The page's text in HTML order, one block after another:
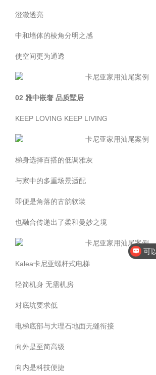
澄澈透亮
中和墙体的棱角分明之感
使空间更为通透
02 雅中嵌奢 品质墅居
KEEP LOVING KEEP LIVING
梯身选择百搭的低调雅灰
与家中的多重场景适配
即便是角落的古韵软装
也融合传递出了柔和曼妙之境
Kalea卡尼亚螺杆式电梯
轻简机身 无需机房
对底坑要求低
电梯底部与大理石地面无缝衔接
向外是至简高级
向内是科技便捷
可